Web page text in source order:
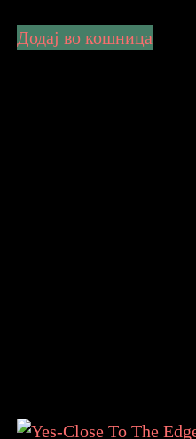
Додај во кошница